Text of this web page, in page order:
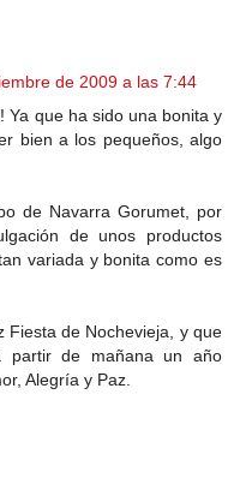
de 2009 a las 7:44
Ya que ha sido una bonita y
bien a los pequeños, algo
de Navarra Gorumet, por
de unos productos
variada y bonita como es
Fiesta de Nochevieja, y que
partir de mañana un año
Alegría y Paz.